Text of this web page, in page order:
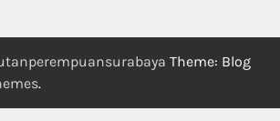
Theme: Blog
.